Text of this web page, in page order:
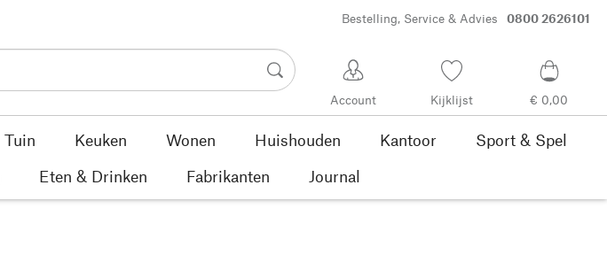
Bestelling, Service & Advies 0800 2626101
Account Kijklijst € 0,00
Tuin Keuken Wonen Huishouden Kantoor
Sport & Spel
Eten & Drinken Fabrikanten Journal